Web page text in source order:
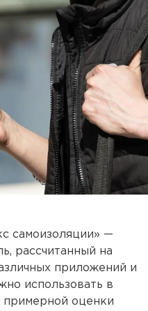
самоизоляции» —
рассчитанный на
приложений и
использовать в
оценки